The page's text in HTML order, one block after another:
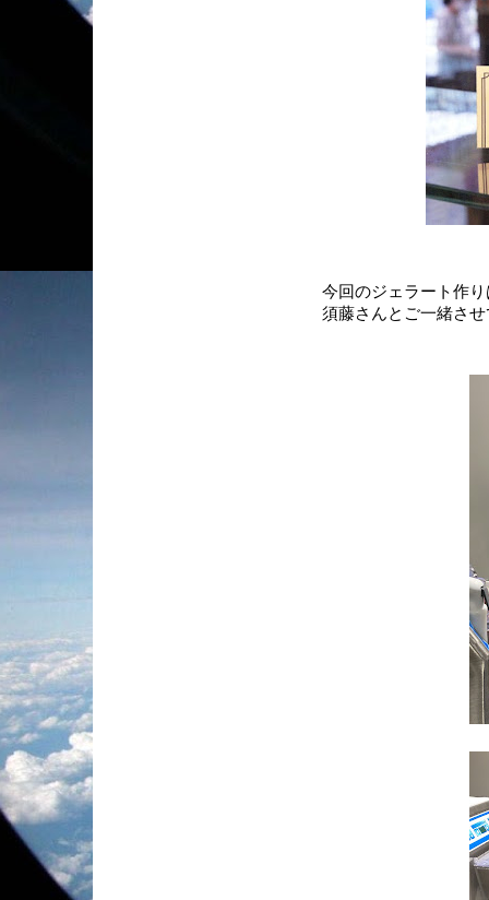
今回のジェラート作
須藤さんとご一緒さ